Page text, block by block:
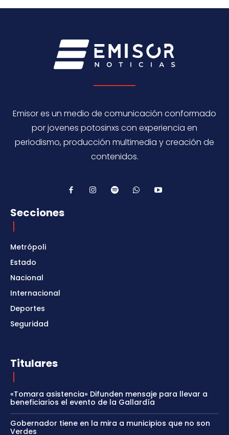
Emisor es un medio de comunicación conformado
por jovenes potosinxs con experiencia en
periodismo, producción multimedia y creación de
contenidos.
Secciones
Metrópoli
Estado
Nacional
Internacional
Deportes
Seguridad
Titulares
«Tomara asistencia» Difunden mensaje para llevar a
beneficiarios el evento de la Gallardía
Gobernador tiene en la mira a municipios que no son
Verdes